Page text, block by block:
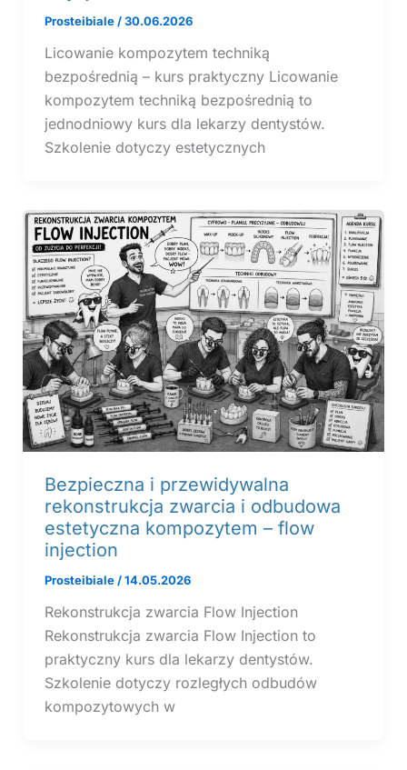
Prosteibiale /30.06.2026
Licowanie kompozytem techniką
bezpośrednią – kurs praktyczny Licowanie
kompozytem techniką bezpośrednią to
jednodniowy kurs dla lekarzy dentystów.
Szkolenie dotyczy estetycznych
Bezpieczna i przewidywalna
rekonstrukcja zwarcia i odbudowa
estetyczna kompozytem – flow
injection
Prosteibiale /14.05.2026
Rekonstrukcja zwarcia Flow Injection
Rekonstrukcja zwarcia Flow Injection to
praktyczny kurs dla lekarzy dentystów.
Szkolenie dotyczy rozległych odbudów
kompozytowych w